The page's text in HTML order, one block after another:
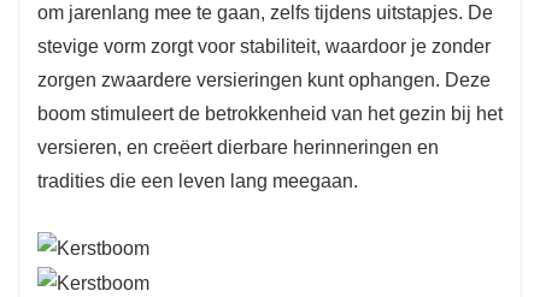
om jarenlang mee te gaan, zelfs tijdens uitstapjes. De
stevige vorm zorgt voor stabiliteit, waardoor je zonder
zorgen zwaardere versieringen kunt ophangen. Deze
boom stimuleert de betrokkenheid van het gezin bij het
versieren, en creëert dierbare herinneringen en
tradities die een leven lang meegaan.